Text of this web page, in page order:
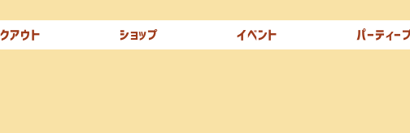
アウト ショップ イベント パーティー